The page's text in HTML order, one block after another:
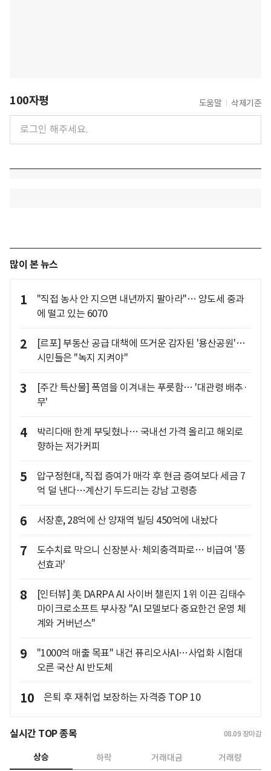
100자평 도움말 삭제기준
많이 본 뉴스
1
"직접 농사 안 지으면 내년까지 팔아라"… 양도세 중과
에 떨고 있는 6070
2
[르포] 부동산 공급 대책에 뜨거운 감자된 '용산공원'…
시민들은 "녹지 지켜야"
3
[주간 특산물] 폭염을 이겨내는 푸릇함… '대관령 배추·
무'
4
박리다매 한계 부딪혔나… 국내선 가격 올리고 해외로
향하는 저가커피
5
압구정현대, 직접 증여가 매각 후 현금 증여보다 세금 7
억 덜 낸다…계산기 두드리는 강남 고령층
6 서장훈, 28억에 산 양재역 빌딩 450억에 내놨다
7
도수치료 막으니 신장분사·체외충격파로… 비급여 '풍
선효과'
8
[인터뷰] 美 DARPA AI 사이버 챌린지 1위 이끈 김태수
마이크로소프트 부사장 "AI 모델보다 중요한건 운영 체
계와 거버넌스"
9
"1000억 매출 목표" 내건 퓨리오사AI…사업화 시험대
오른 국산 AI 반도체
10 은퇴 후 재취업 보장하는 자격증 TOP 10
실시간 TOP 종목 08.09 장마감
상승 하락 거래대금 거래량